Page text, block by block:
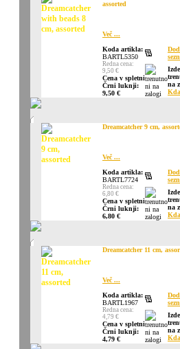
assorted
Več ...
Koda artikla:
BARTL5350
Redna cena:
9,50 €
Cena v spletni
Črni luknji:
9,50 €
na
Dreamcatcher 9 cm,
Več ...
Koda artikla:
BARTL7724
Redna cena:
6,80 €
Cena v spletni
Črni luknji:
6,80 €
na
Dreamcatcher 11 cm,
Več ...
Koda artikla:
BARTL1967
Redna cena:
4,79 €
Cena v spletni
Črni luknji:
4,79 €
na